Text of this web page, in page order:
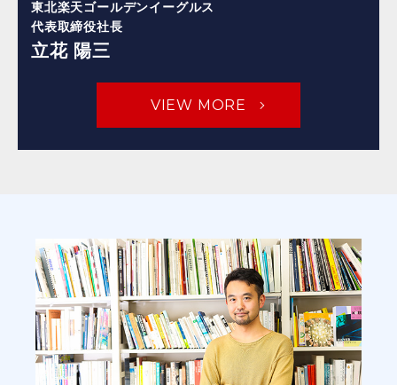
東北楽天ゴールデンイーグルス
代表取締役社長
立花 陽三
VIEW MORE